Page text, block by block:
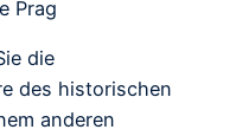
Prag
die
des historischen
anderen